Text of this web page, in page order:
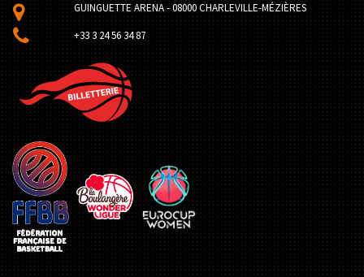
 GUINGUETTE ARENA - 08000 CHARLEVILLE-MÉZIÈRES
 +33 3 24 56 34 87